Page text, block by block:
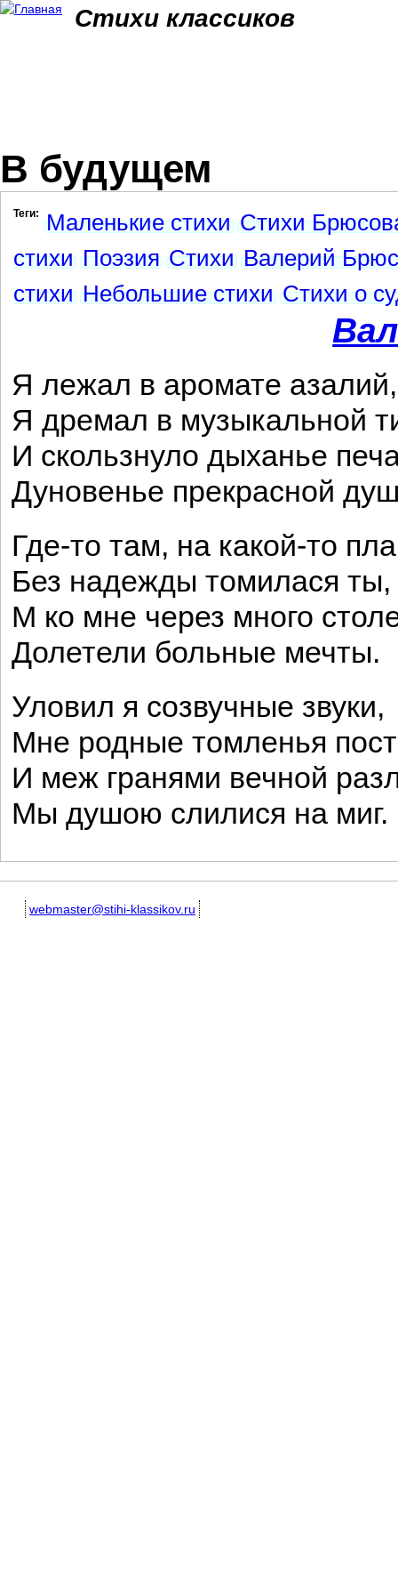
Стихи классиков
В будущем
Теги: Маленькие стихи Стихи
стихи Поэзия Стихи Валерий
стихи Небольшие стихи Стихи о
Я лежал в аромате азалий,
Я дремал в музыкальной
И скользнуло дыханье
Дуновенье прекрасной
Где-то там, на какой-то
Без надежды томилася ты,
M ко мне через много
Долетели больные мечты.
Уловил я созвучные звуки,
Мне родные томленья
И меж гранями вечной
Мы душою слилися на миг.
webmaster@stihi-klassikov.ru